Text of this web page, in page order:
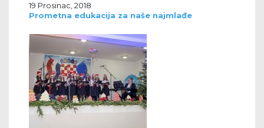
19 Prosinac, 2018
Prometna edukacija za naše najmlađe